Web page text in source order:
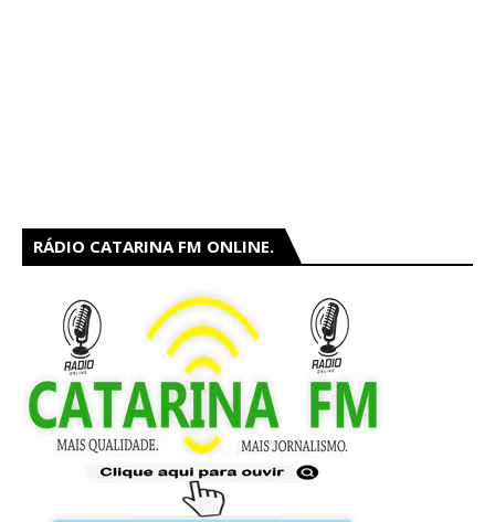
RÁDIO CATARINA FM ONLINE.